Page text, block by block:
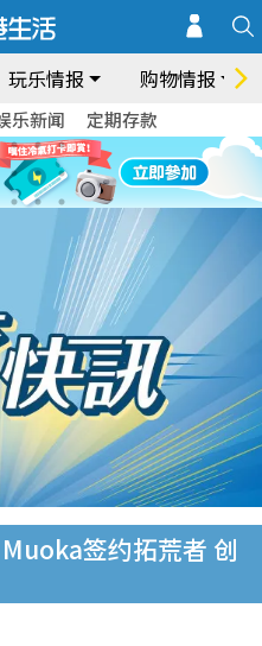
玩乐情报 购物情报
乐新闻 定期存款
签约拓荒者 创